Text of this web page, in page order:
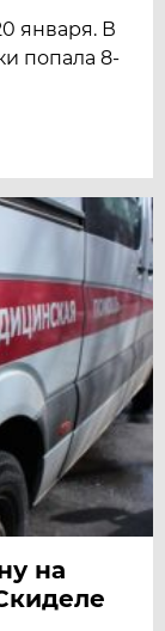
января. В
попала 8-
на